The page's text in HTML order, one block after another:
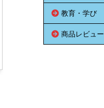
教育・学び
商品レビュー